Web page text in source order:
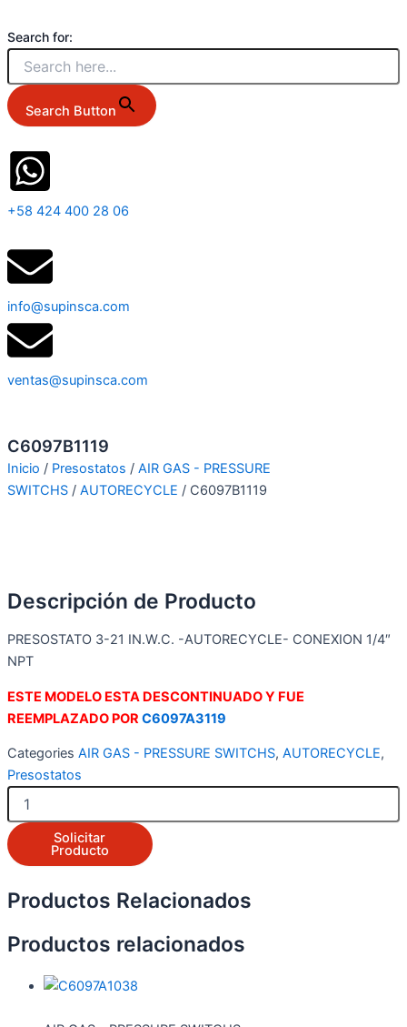
Search for:
Search Button
+58 424 400 28 06
info@supinsca.com
ventas@supinsca.com
C6097B1119
Inicio / Presostatos / AIR GAS - PRESSURE
SWITCHS / AUTORECYCLE / C6097B1119
Descripción de Producto
PRESOSTATO 3-21 IN.W.C. -AUTORECYCLE- CONEXION 1/4″
NPT
ESTE MODELO ESTA DESCONTINUADO Y FUE
REEMPLAZADO POR C6097A3119
Categories AIR GAS - PRESSURE SWITCHS, AUTORECYCLE,
Presostatos
C6097B1119
cantidad
Solicitar
Producto
Productos Relacionados
Productos relacionados